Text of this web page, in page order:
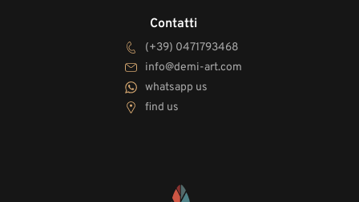
Contatti
(+39) 0471793468
info@demi-art.com
whatsapp us
find us